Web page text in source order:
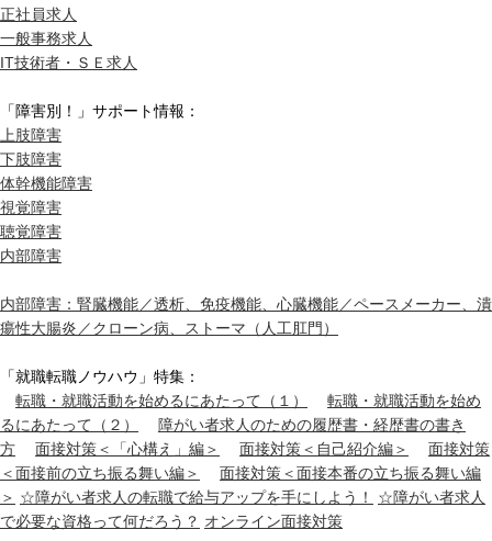
正社員求人
一般事務求人
IT技術者・ＳＥ求人
「障害別！」サポート情報：
上肢障害
下肢障害
体幹機能障害
視覚障害
聴覚障害
内部障害
内部障害：腎臓機能／透析、免疫機能、心臓機能／ペースメーカー、潰
瘍性大腸炎／クローン病、ストーマ（人工肛門）
「就職転職ノウハウ」特集：
転職・就職活動を始めるにあたって（１）
転職・就職活動を始め
るにあたって（２）
障がい者求人のための履歴書・経歴書の書き
方
面接対策＜「心構え」編＞ 面接対策＜自己紹介編＞
面接対策
＜面接前の立ち振る舞い編＞
面接対策＜面接本番の立ち振る舞い編
＞ ☆障がい者求人の転職で給与アップを手にしよう！
☆障がい者求人
で必要な資格って何だろう？ オンライン面接対策